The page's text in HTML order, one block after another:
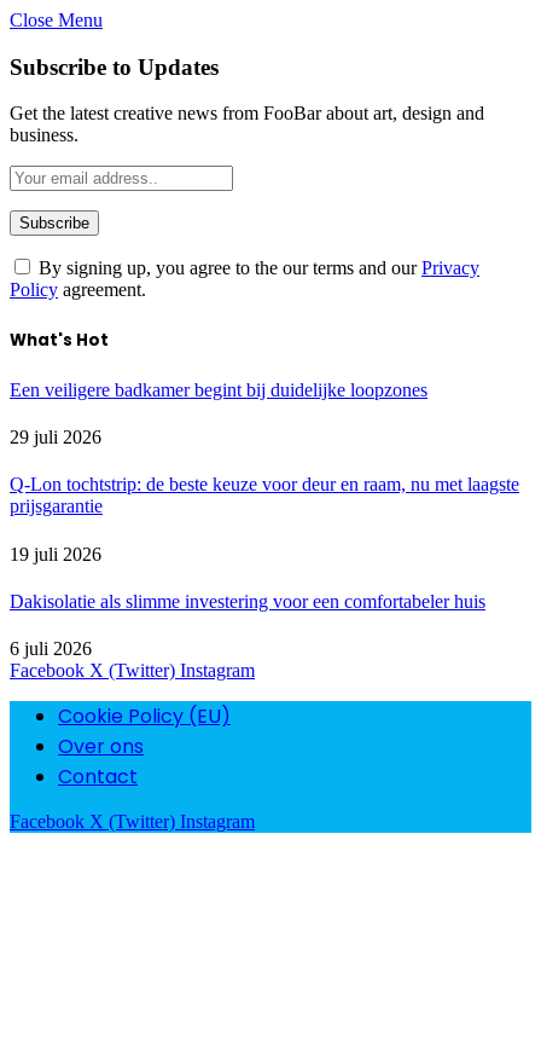
Close Menu
Subscribe to Updates
Get the latest creative news from FooBar about art, design and
business.
By signing up, you agree to the our terms and ourPrivacy
Policy agreement.
What's Hot
Een veiligere badkamer begint bij duidelijke loopzones
29 juli 2026
Q-Lon tochtstrip: de beste keuze voor deur en raam, nu met laagste
prijsgarantie
19 juli 2026
Dakisolatie als slimme investering voor een comfortabeler huis
6 juli 2026
Facebook X (Twitter) Instagram
Cookie Policy (EU)
Over ons
Contact
Facebook X (Twitter) Instagram